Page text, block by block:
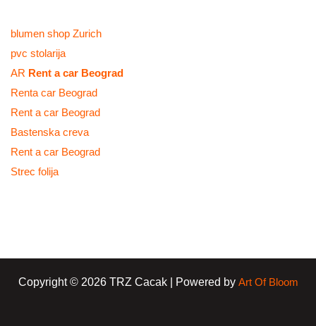
blumen shop Zurich
pvc stolarija
AR Rent a car Beograd
Renta car Beograd
Rent a car Beograd
Bastenska creva
Rent a car Beograd
Strec folija
Copyright © 2026 TRZ Cacak | Powered by Art Of Bloom